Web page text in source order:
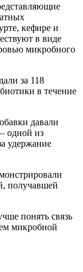
кефире и
в виде
микробного
за 118
в течение
давали
одной из
удержание
получавшей
понять связь
микробной